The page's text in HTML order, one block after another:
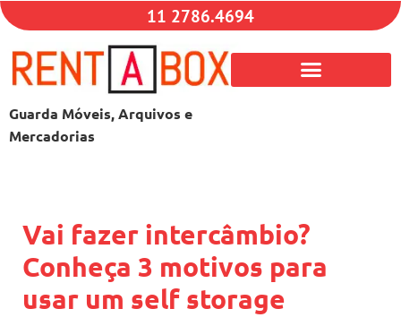
11 2786.4694
Guarda Móveis, Arquivos e
Mercadorias
Vai fazer intercâmbio?
Conheça 3 motivos para
usar um self storage